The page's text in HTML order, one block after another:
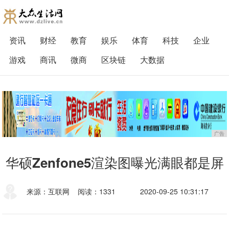
资讯 财经 教育 娱乐 体育 科技
企业
游戏
商讯 微商 区块链 大数据
广告
华硕Zenfone5渲染图曝光满眼都是屏
来源：互联网 阅读：1331 2020-09-25 10:31:17